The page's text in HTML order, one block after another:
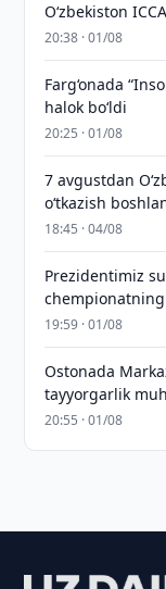
O‘zbekiston
20:38 · 01/08
Farg‘onada
halok bo‘ldi
20:25 · 01/08
7 avgustdan
o‘tkazish
18:45 · 04/08
Prezidentimiz
19:59 · 01/08
Ostonada
tayyorgarlik
20:55 · 01/08